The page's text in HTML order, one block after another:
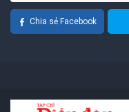
Chia sẻ Facebook